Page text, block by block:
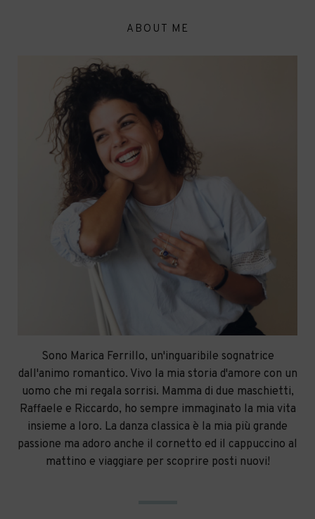
ABOUT ME
Sono Marica Ferrillo, un'inguaribile sognatrice
dall'animo romantico. Vivo la mia storia d'amore con un
uomo che mi regala sorrisi. Mamma di due maschietti,
Raffaele e Riccardo, ho sempre immaginato la mia vita
insieme a loro. La danza classica è la mia più grande
passione ma adoro anche il cornetto ed il cappuccino al
mattino e viaggiare per scoprire posti nuovi!